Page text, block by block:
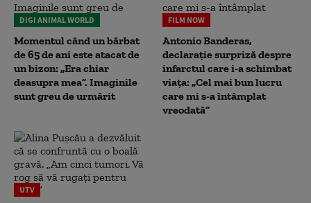
DIGI ANIMAL WORLD
Momentul când un bărbat
de 65 de ani este atacat de
un bizon: „Era chiar
deasupra mea”. Imaginile
sunt greu de urmărit
FILM NOW
Antonio Banderas,
declarație surpriză despre
infarctul care i-a schimbat
viața: „Cel mai bun lucru
care mi s-a întâmplat
vreodată”
UTV